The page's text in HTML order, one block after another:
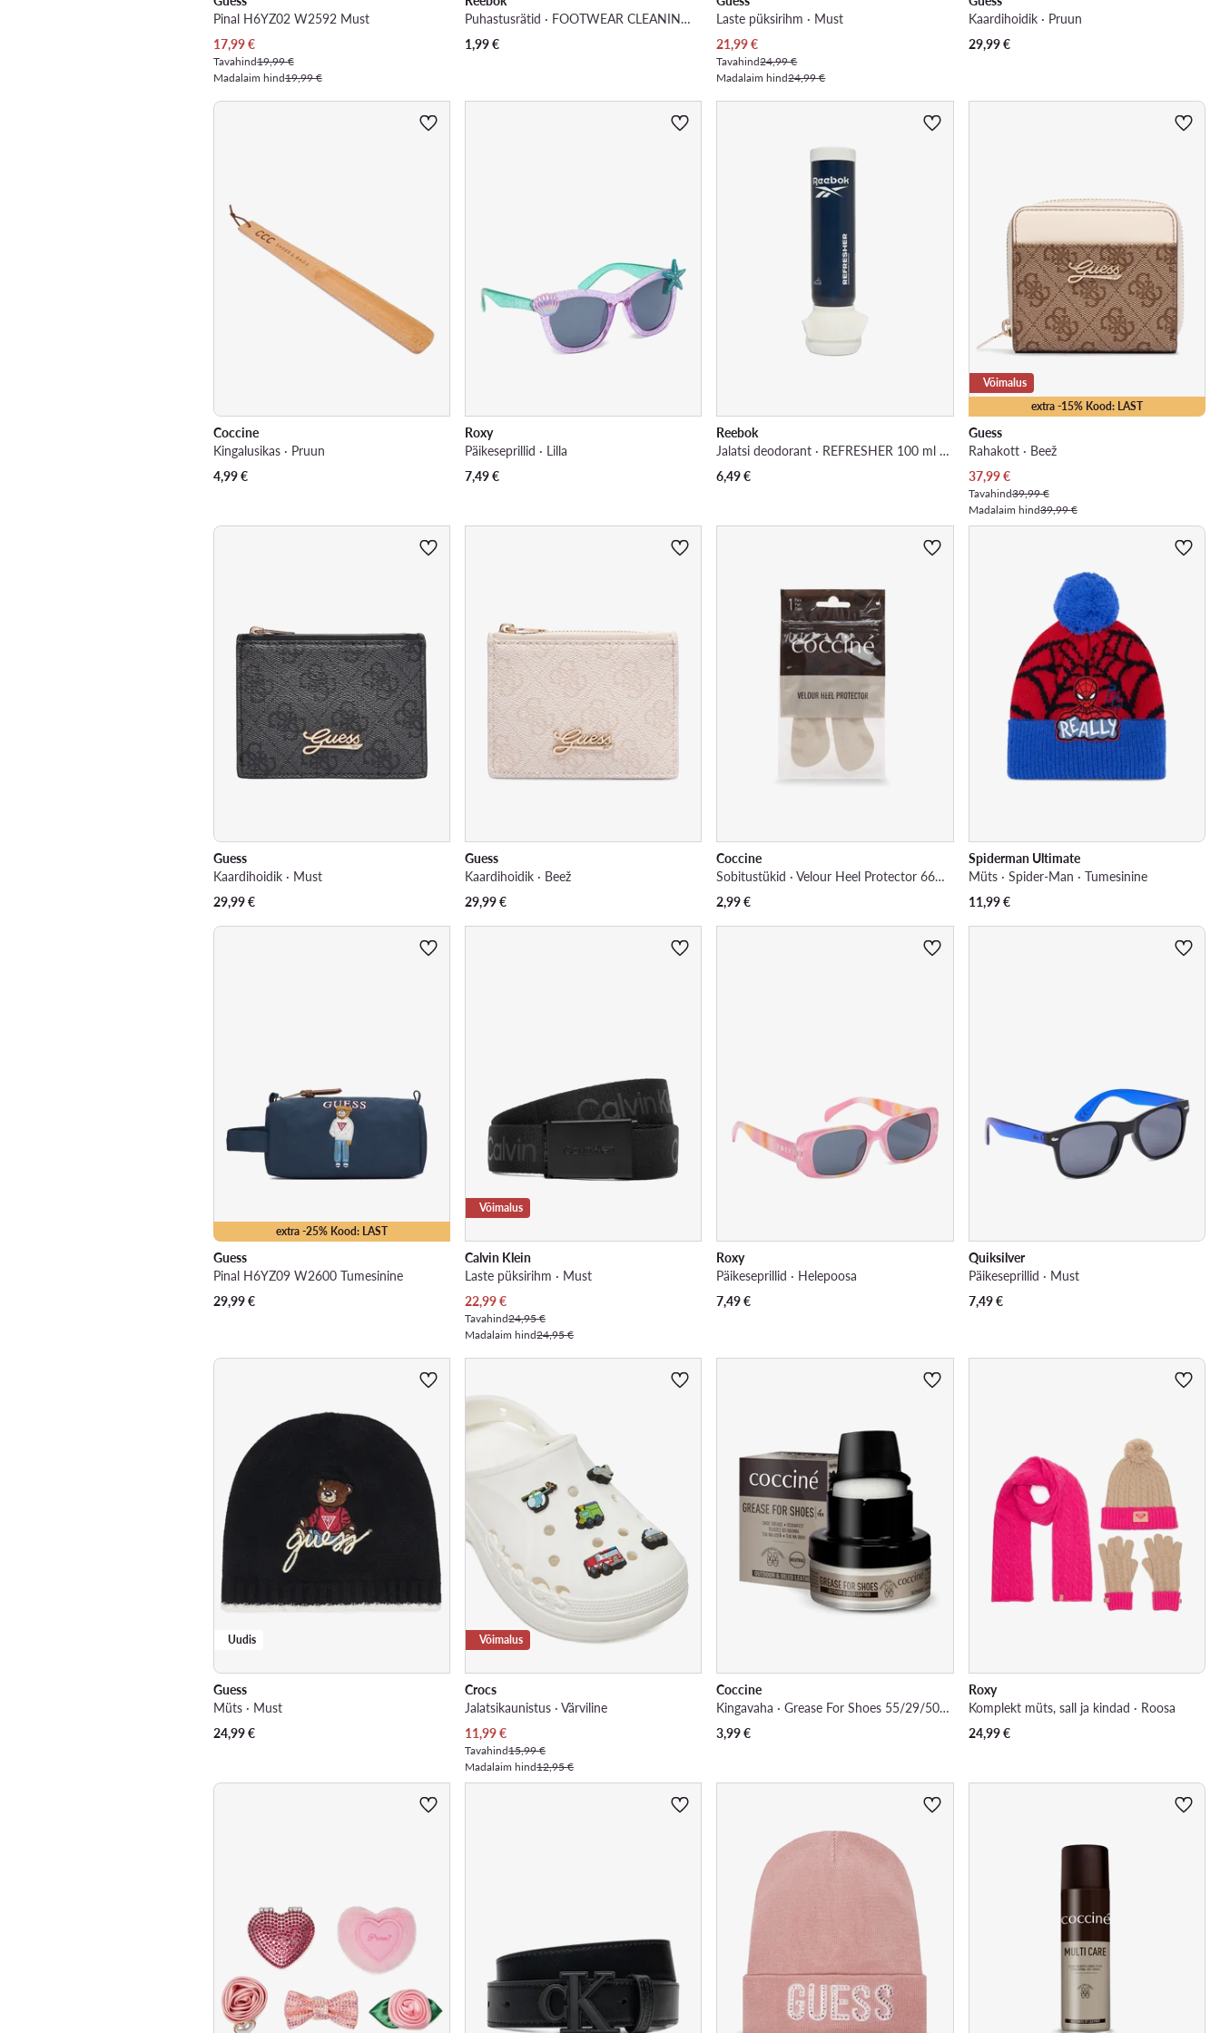
Pinal H6YZ02 W2592 Must
Praegune hind
17,99€
Tavahind19,99 €
Madalaim hind19,99 €
Puhastusrätid · FOOTWEAR CLEANING WIPES 15 pcs
1,99€
Laste püksirihm · Must
Praegune hind
21,99€
Tavahind24,99 €
Madalaim hind24,99 €
Kaardihoidik · Pruun
29,99€
Coccine
Kingalusikas · Pruun
4,99€
Roxy
Päikeseprillid · Lilla
7,49€
Reebok
Jalatsi deodorant · REFRESHER 100 ml v.AZ
6,49€
extra -15% Kood: LAST
Võimalus
Guess
Rahakott · Beež
Praegune hind
37,99€
Tavahind39,99 €
Madalaim hind39,99 €
Guess
Kaardihoidik · Must
29,99€
Guess
Kaardihoidik · Beež
29,99€
Coccine
Sobitustükid · Velour Heel Protector 665/90/05AZ
2,99€
Spiderman Ultimate
Müts · Spider-Man · Tumesinine
11,99€
extra -25% Kood: LAST
Guess
Pinal H6YZ09 W2600 Tumesinine
29,99€
Võimalus
Calvin Klein
Laste püksirihm · Must
Praegune hind
22,99€
Tavahind24,95 €
Madalaim hind24,95 €
Roxy
Päikeseprillid · Heleроosa
7,49€
Quiksilver
Päikeseprillid · Must
7,49€
Uudis
Guess
Müts · Must
24,99€
Võimalus
Crocs
Jalatsikaunistus · Värviline
Praegune hind
11,99€
Tavahind15,99 €
Madalaim hind12,95 €
Coccine
Kingavaha · Grease For Shoes 55/29/50/01/A/v4
3,99€
Roxy
Komplekt müts, sall ja kindad · Roosa
24,99€